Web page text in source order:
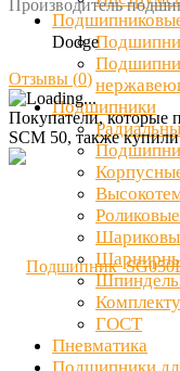
Подшипники
ГОСТ
Пневматика
Производитель
Dodge
Отзывы (0)
Покупатели,
SCM 50, также купили